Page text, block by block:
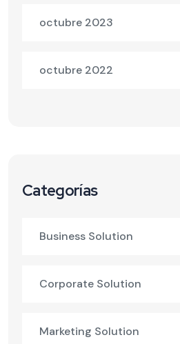
octubre 2023
octubre 2022
Categorías
Business Solution
Corporate Solution
Marketing Solution